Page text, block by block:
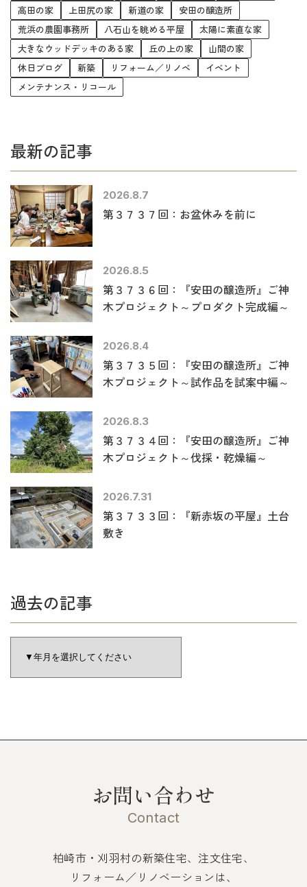
高田の家 上田尻の家 新道の家
安田の醸造所
荒浜の農園事務所
八石山を眺める平屋
太陽に素直な家
大きなウッドデッキのある家
丘の上の家
山間の家
休日ブログ
新築 リフォーム／リノベ
イベント
メンテナンス・リコール
最新の記事
2026.8.7
第３７３７回：お盆休みを前に
2026.8.5
第３７３６回：『安田の醸造所』ご神
木プロジェクト～プロダクト完成編～
2026.8.4
第３７３５回：『安田の醸造所』ご神
木プロジェクト～試作品を試案中編～
2026.8.3
第３７３４回：『安田の醸造所』ご神
木プロジェクト～伐採・乾燥編～
2026.7.31
第３７３３回：『新赤坂の平屋』土台
敷き
過去の記事
お問い合わせ
Contact
柏崎市・刈羽村の新築住宅、注文住宅、
リフォーム／リノベーションは、